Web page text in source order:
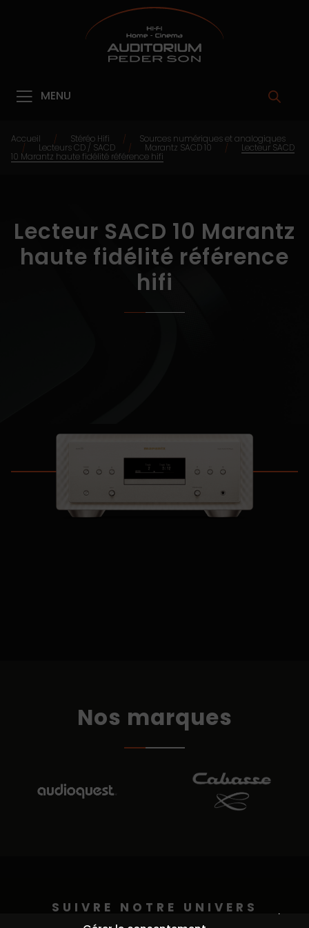
Continuer sans accepter
MENU
Accueil / Stéréo Hifi / Sources numériques et analogiques
/ Lecteurs CD / SACD / Marantz SACD 10 / Lecteur SACD
10 Marantz haute fidélité référence hifi
Lecteur SACD 10 Marantz
haute fidélité référence
hifi
Nos marques
SUIVRE NOTRE UNIVERS